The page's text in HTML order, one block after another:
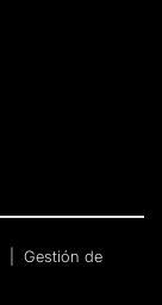
Gestión de